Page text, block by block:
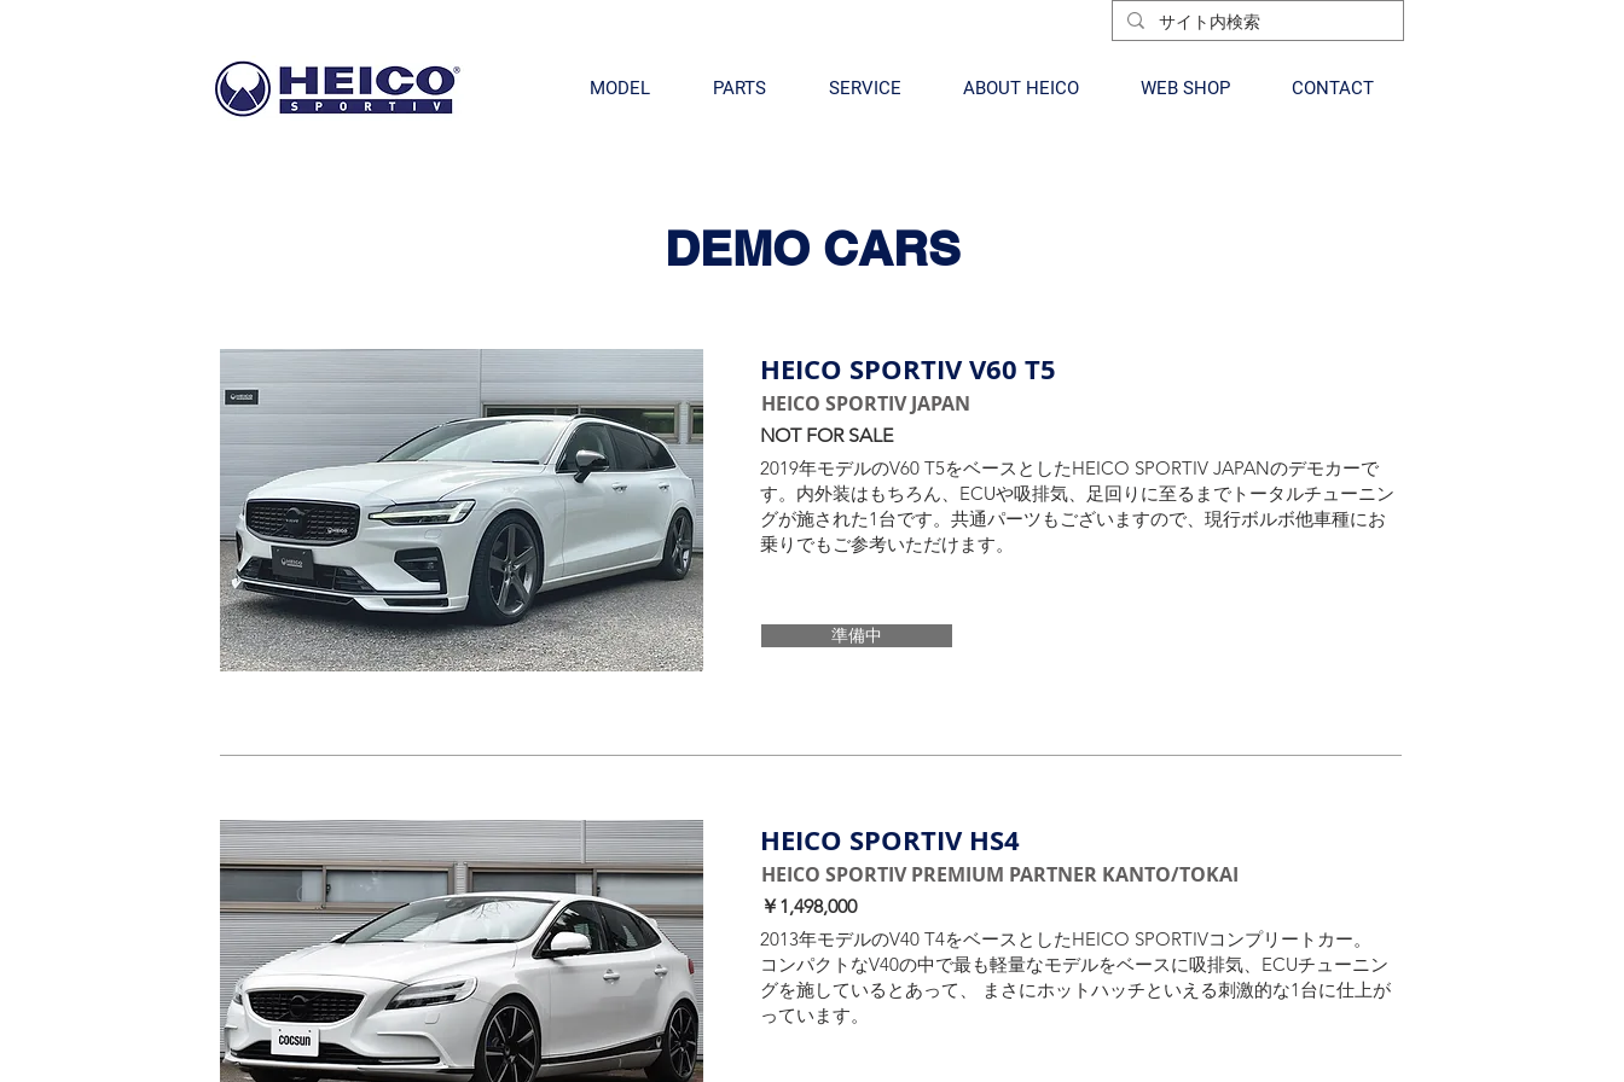
MODEL PARTS SERVICE ABOUT HEICO WEB SHOP CONTACT
DEMO CARS
HEICO SPORTIV V60 T5
HEICO SPORTIV JAPAN
NOT FOR SALE
2019年モデルのV60 T5をベースとしたHEICO SPORTIV JAPANのデモカーで
す。 内外装はもちろん、ECUや吸排気、足回りに至るまでトータルチューニン
グが施された1台です。共通パーツもございますので、現行ボルボ他車種にお
乗りでもご参考いただけます。
準備中
HEICO SPORTIV HS4
HEICO SPORTIV PREMIUM PARTNER KANTO/TOKAI
￥1,498,000
2013年モデルのV40 T4をベースとしたHEICO SPORTIVコンプリートカー。
コンパクトなV40の中で最も軽量なモデルをベースに吸排気、ECUチューニン
グを施しているとあって、 まさにホットハッチといえる刺激的な1台に仕上が
っています。